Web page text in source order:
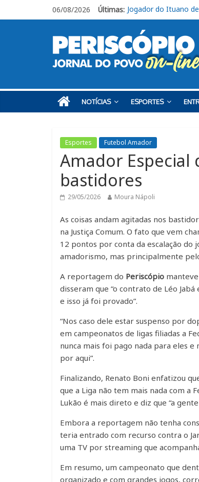
06/08/2026 Últimas: Jovem morre após
Ituano segue
Em Piracicaba,
Campeonato
Jogador do Ituano
NOTÍCIAS ESPORTES
Esportes Futebol Amador
Amador
bastidores
29/05/2026 Moura Nápoli
As coisas andam agitadas nos
na Justiça Comum. O fato que vem
12 pontos por conta da escalação do
amadorismo, mas principalmente
A reportagem do Periscópio
disseram que “o contrato de Léo
e isso já foi provado”.
“Nos caso dele estar suspenso por
em campeonatos de ligas filiadas a
nunca mais foi pago nada para eles
por aqui”.
Finalizando, Renato Boni enfatizou
que a Liga não tem mais nada com a
Lukão é mais direto e diz que “a
Embora a reportagem não tenha
teria entrado com recurso contra o
uma TV por streaming que
Em resumo, um campeonato que
organizado e com grandes jogos,